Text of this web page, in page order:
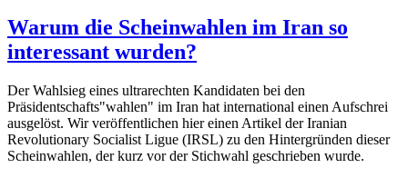
Warum die Scheinwahlen im Iran so
interessant wurden?
Der Wahlsieg eines ultrarechten Kandidaten bei den
Präsidentschafts"wahlen" im Iran hat international einen Aufschrei
ausgelöst. Wir veröffentlichen hier einen Artikel der Iranian
Revolutionary Socialist Ligue (IRSL) zu den Hintergründen dieser
Scheinwahlen, der kurz vor der Stichwahl geschrieben wurde.